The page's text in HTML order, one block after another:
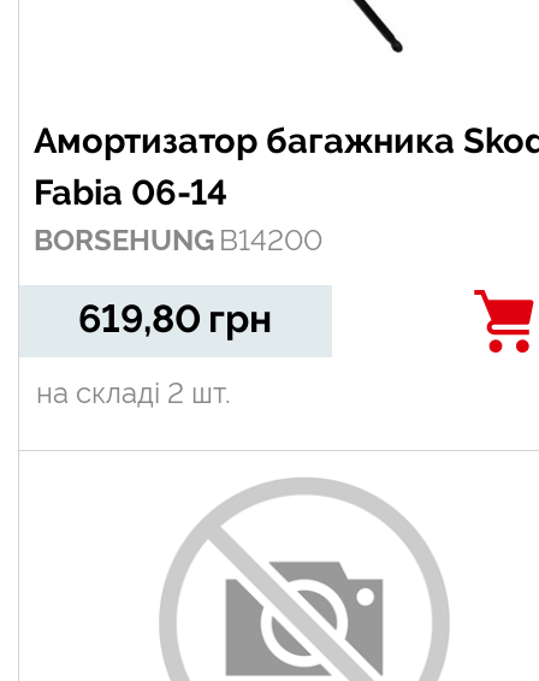
Амортизатор багажника
Fabia 06-14
BORSEHUNG B14200
619,80 грн
на складі 2 шт.